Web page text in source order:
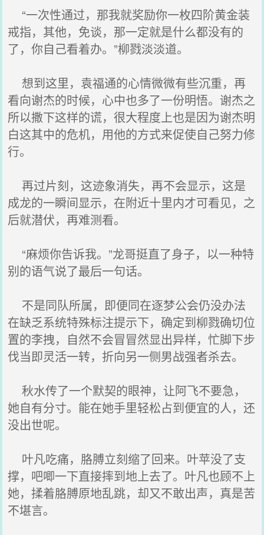
“一次性通过，那我就奖励你一枚四阶黄金装
戒指，其他，免谈，那一定就是什么都没有的
了，你自己看着办。”柳戮淡淡道。
想到这里，袁福通的心情微微有些沉重，再
看向谢杰的时候，心中也多了一份明悟。谢杰之
所以撒下这样的谎，很大程度上也是因为谢杰明
白这其中的危机，用他的方式来促使自己努力修
行。
再过片刻，这迹象消失，再不会显示，这是
成龙的一瞬间显示，在附近十里内才可看见，之
后就潜伏，再难测看。
“麻烦你告诉我。”龙哥挺直了身子，以一种特
别的语气说了最后一句话。
不是同队所属，即便同在逐梦公会仍没办法
在缺乏系统特殊标注提示下，确定到柳戮确切位
置的李拽，自然不会冒冒然显出异样，忙脚下步
伐当即灵活一转，折向另一侧男战强者杀去。
秋水传了一个默契的眼神，让阿飞不要急，
她自有分寸。能在她手里轻松占到便宜的人，还
没出世呢。
叶凡吃痛，胳膊立刻缩了回来。叶苹没了支
撑，吧唧一下直接摔到地上去了。叶凡也顾不上
她，揉着胳膊原地乱跳，却又不敢出声，真是苦
不堪言。